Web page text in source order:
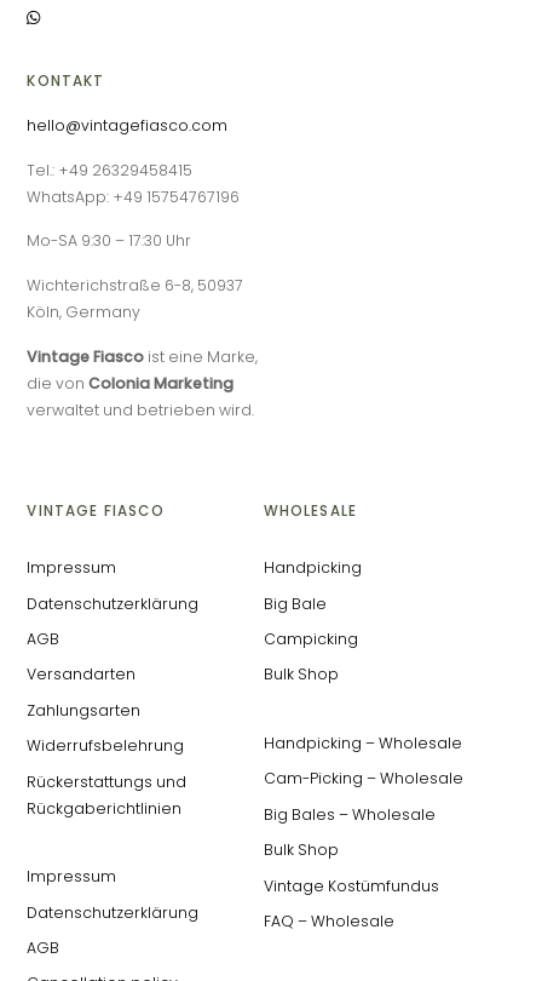
KONTAKT
hello@vintagefiasco.com
Tel.: +49 26329458415
WhatsApp: +49 15754767196
Mo-SA 9:30 – 17:30 Uhr
Wichterichstraße 6-8, 50937
Köln, Germany
Vintage Fiasco ist eine Marke,
die vonColonia Marketing
verwaltet und betrieben wird.
VINTAGE FIASCO
Impressum
Datenschutzerklärung
AGB
Versandarten
Zahlungsarten
Widerrufsbelehrung
Rückerstattungs und
Rückgaberichtlinien
Impressum
Datenschutzerklärung
AGB
WHOLESALE
Handpicking
Big Bale
Campicking
Bulk Shop
Handpicking – Wholesale
Cam-Picking – Wholesale
Big Bales – Wholesale
Bulk Shop
Vintage Kostümfundus
FAQ – Wholesale